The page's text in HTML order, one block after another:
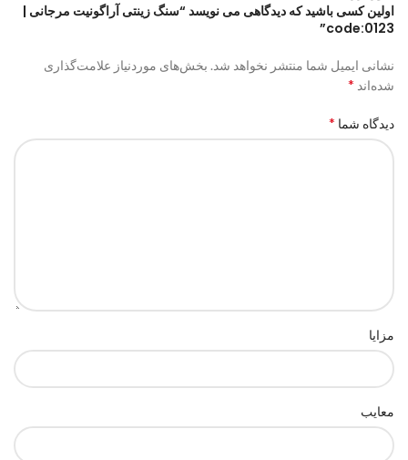
اولین کسی باشید که دیدگاهی می نویسد “سنگ زینتی آراگونیت مرجانی |
code:0123”
نشانی ایمیل شما منتشر نخواهد شد. بخش‌های موردنیاز علامت‌گذاری
شده‌اند *
دیدگاه شما *
مزایا
معایب